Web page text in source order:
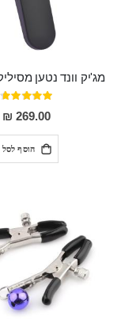
דירוג:
93%
269.00 ₪
הוסף לסל